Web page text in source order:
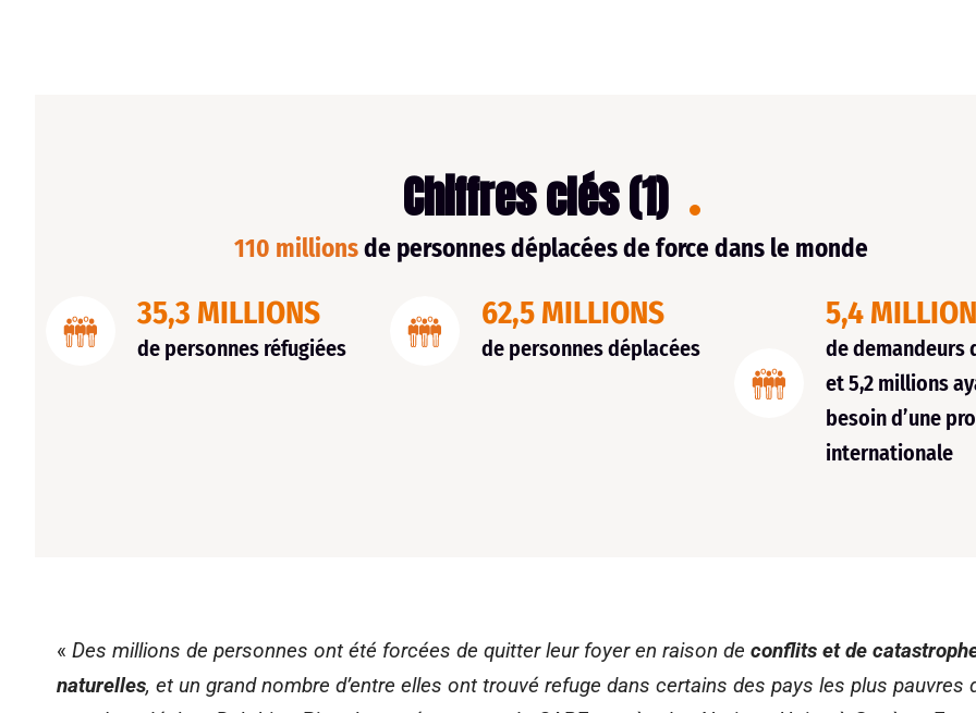
Chiffres clés (1)
110 millionsde personnes déplacées de force dans le monde
35,3 MILLIONS
de personnes réfugiées
62,5 MILLIONS
de personnes déplacées
5,4
de demandeurs
et 5,2 millions
besoin d’une
internationale
« Des millions de personnes ont été forcées de quitter leur foyer en raison de conflits et de
naturelles, et un grand nombre d’entre elles ont trouvé refuge dans certains des pays les plus pauvres